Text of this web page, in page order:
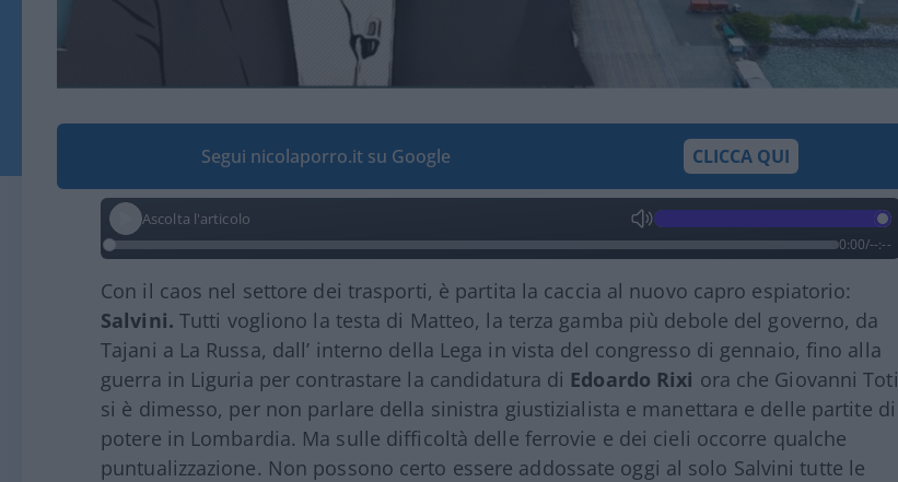
Segui nicolaporro.it su Google CLICCA QUI
Ascolta l'articolo
0:00/--:--
Con il caos nel settore dei trasporti, è partita la caccia al nuovo capro espiatorio:
Salvini. Tutti vogliono la testa di Matteo, la terza gamba più debole del governo, da
Tajani a La Russa, dall’ interno della Lega in vista del congresso di gennaio, fino alla
guerra in Liguria per contrastare la candidatura di Edoardo Rixi ora che Giovanni Toti
si è dimesso, per non parlare della sinistra giustizialista e manettara e delle partite di
potere in Lombardia. Ma sulle difficoltà delle ferrovie e dei cieli occorre qualche
puntualizzazione. Non possono certo essere addossate oggi al solo Salvini tutte le